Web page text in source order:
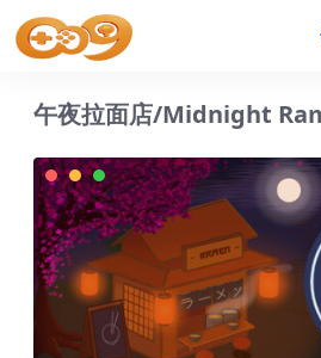
午夜拉面店/Midnight